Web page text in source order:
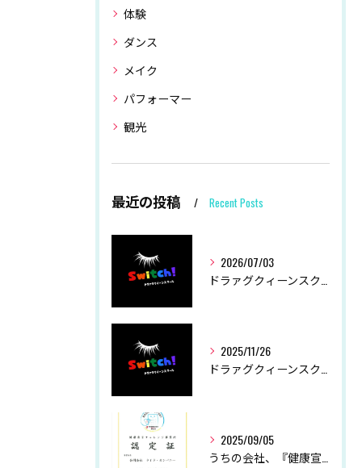
体験
ダンス
メイク
パフォーマー
観光
最近の投稿 Recent Posts
2026/07/03
ドラァグクィーンスクールSwitch！ 夏季休業につきまして
2025/11/26
ドラァグクィーンスクールSwitch！ 冬季休業につきまして
2025/09/05
うちの会社、『健康宣言』始めました！